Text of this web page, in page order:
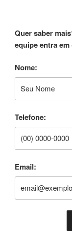
Quer saber
equipe entra
Nome:
Telefone:
Email: